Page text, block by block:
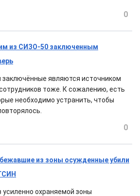
0
из СИЗО-50 заключенным
заключённые являются источником
тоже. К сожалению, есть
необходимо устранить, чтобы
0
из зоны осужденные убили
усиленно охраняемой зоны